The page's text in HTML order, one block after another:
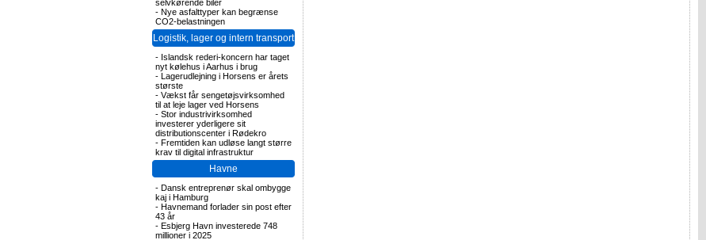
selvkørende biler
- Nye asfalttyper kan begrænse
CO2-belastningen
Logistik, lager og intern transport
- Islandsk rederi-koncern har taget
nyt kølehus i Aarhus i brug
- Lagerudlejning i Horsens er årets
største
- Vækst får sengetøjsvirksomhed
til at leje lager ved Horsens
- Stor industrivirksomhed
investerer yderligere sit
distributionscenter i Rødekro
- Fremtiden kan udløse langt større
krav til digital infrastruktur
Havne
- Dansk entreprenør skal ombygge
kaj i Hamburg
- Havnemand forlader sin post efter
43 år
- Esbjerg Havn investerede 748
millioner i 2025